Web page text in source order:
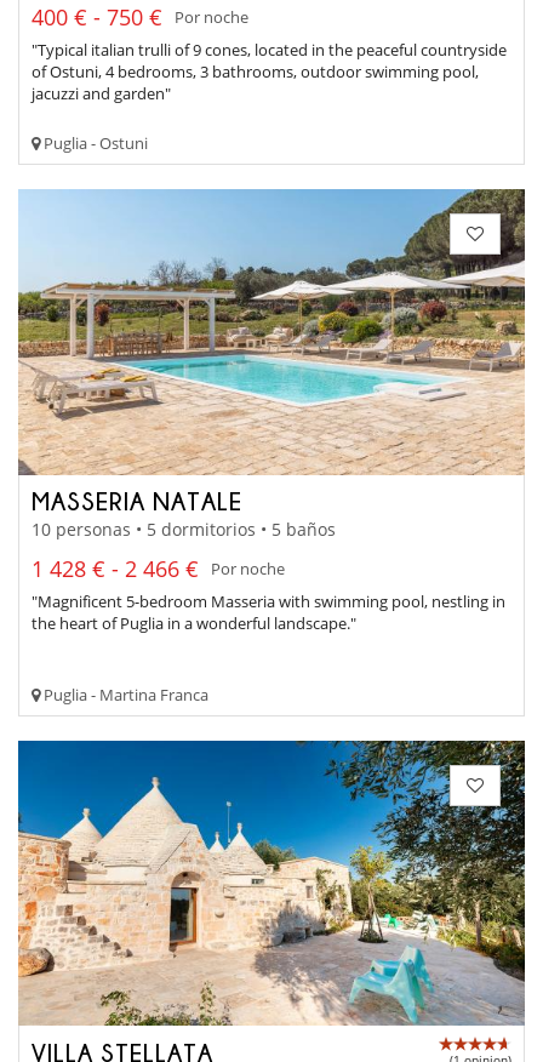
400 € - 750 €
Por noche
"Typical italian trulli of 9 cones, located in the peaceful countryside
of Ostuni, 4 bedrooms, 3 bathrooms, outdoor swimming pool,
jacuzzi and garden"
Puglia - Ostuni
MASSERIA NATALE
10 personas • 5 dormitorios • 5 baños
1 428 € - 2 466 €
Por noche
"Magnificent 5-bedroom Masseria with swimming pool, nestling in
the heart of Puglia in a wonderful landscape."
Puglia - Martina Franca
VILLA STELLATA